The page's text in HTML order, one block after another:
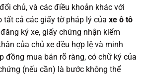
chủ, và các điều khoản khác với
tất cả các giấy tờ pháp lý của xe ô tô
ký xe, giấy chứng nhận kiểm
của chủ xe đều hợp lệ và minh
đồng mua bán rõ ràng, có chữ ký của
(nếu cần) là bước không thể